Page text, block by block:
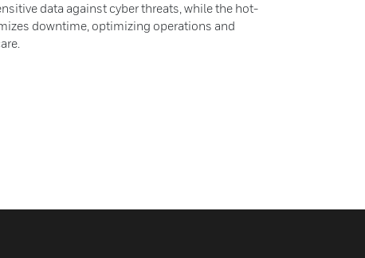
data against cyber threats, while the hot-
downtime, optimizing operations and